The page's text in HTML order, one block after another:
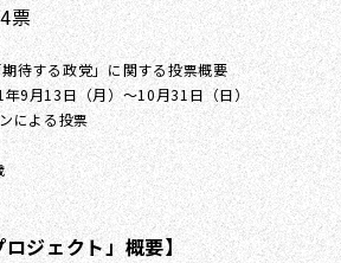
票
待する政党」に関する投票概要
9月13日（月）～10月31日（日）
による投票
ジェクト」概要】